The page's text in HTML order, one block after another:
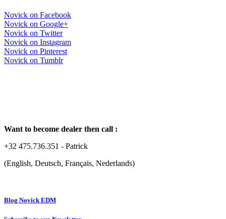
Novick on Facebook
Novick on Google+
Novick on Twitter
Novick on Instagram
Novick on Pinterest
Novick on Tumblr
Want to become dealer then call :
+32 475.736.351 - Patrick
(English, Deutsch, Français, Nederlands)
Blog Novick EDM